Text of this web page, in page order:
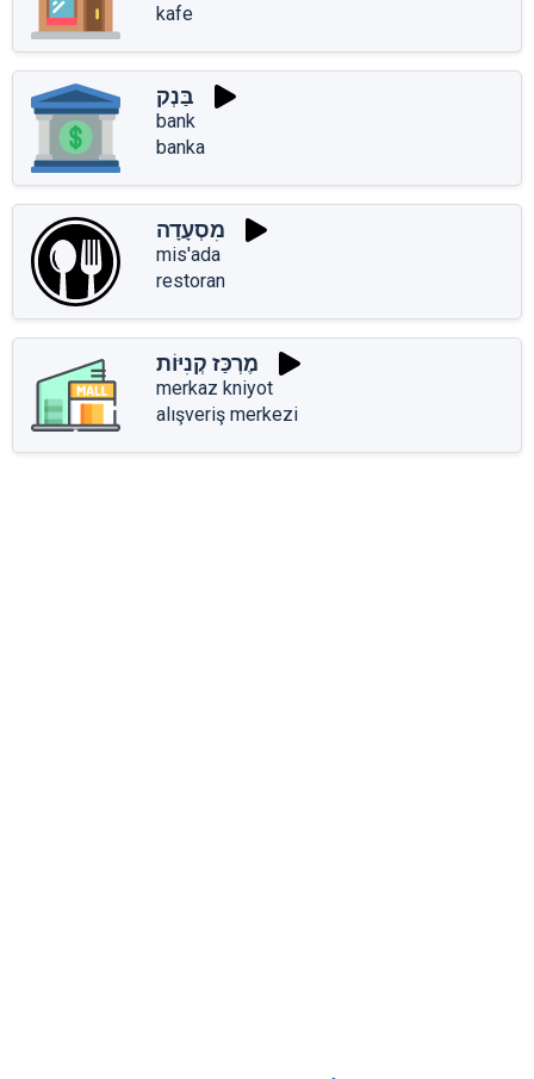
kafe
בַּנְק
bank
banka
מִסְעָדָה
mis'ada
restoran
מֶרְכַּז קְנִיּוֹת
merkaz kniyot
alışveriş merkezi